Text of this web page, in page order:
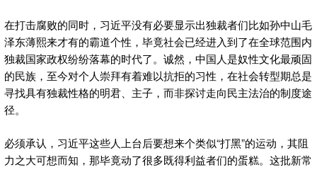
在打击腐败的同时，习近平没有必要显示出独裁者们比如孙中山毛
泽东薄熙来才有的霸道个性，毕竟社会已经进入到了在全球范围内
独裁国家政权纷纷落幕的时代了。诚然，中国人是奴性文化最顽固
的民族，至今对个人崇拜有着难以抗拒的习性，在社会转型期总是
寻找具有独裁性格的明君、主子，而非探讨走向民主法治的制度途
径。
必须承认，习近平这些人上台后要想来个类似“打黑”的运动，其阻
力之大可想而知，那毕竟动了很多既得利益者们的蛋糕。这批新常